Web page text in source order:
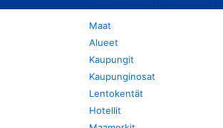
Maat
Alueet
Kaupungit
Kaupunginosat
Lentokentät
Hotellit